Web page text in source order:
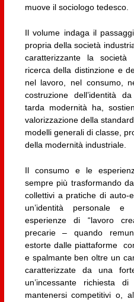
muove il sociologo tedesco.
Il volume indaga il
propria della società
caratterizzante la società
ricerca della distinzione e
nel lavoro, nel consumo,
costruzione dell’identità
tarda modernità ha,
valorizzazione della
modelli generali di classe,
della modernità industriale.
Il consumo e le
sempre più trasformando
collettivi a pratiche di auto-
un’identità personale
esperienze di “lavoro
precarie – quando
estorte dalle piattaforme
e spalmante ben oltre un
caratterizzate da una
un’incessante richiesta
mantenersi competitivi o,